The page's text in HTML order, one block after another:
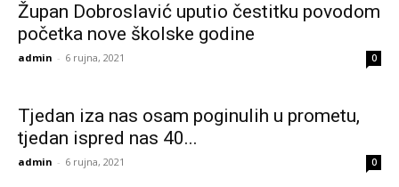
Župan Dobroslavić uputio čestitku povodom
početka nove školske godine
admin - 6 rujna, 2021 0
Tjedan iza nas osam poginulih u prometu,
tjedan ispred nas 40...
admin - 6 rujna, 2021 0